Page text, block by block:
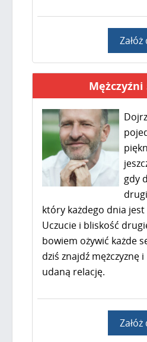
Mężczyźni
gdy
który każdego dnia
Uczucie i bliskość
bowiem ożywić każde
dziś znajdź mężczyznę
udaną relację.